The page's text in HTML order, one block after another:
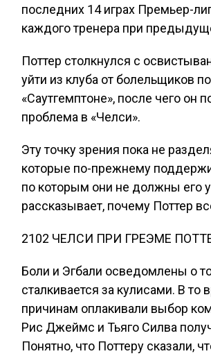
последних 14 играх Премьер-
каждого тренера при
Поттер столкнулся с
уйти из клуба от болельщиков
«Саутгемптоне», после чего он
проблема в «Челси».
Эту точку зрения пока не
которые по-прежнему
по которым они не должны его
рассказывает, почему Поттер
2102 ЧЕЛСИ ПРИ ГРЕЭМЕ
Боли и Эгбали осведомлены о
сталкивается за кулисами. В
причинам оплакивали выбор
Рис Джеймс и Тьяго Силва
Понятно, что Поттеру сказали,